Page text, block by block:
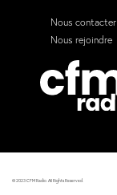
Nous contacter
Nous rejoindre
© 2023 CFM Radio. All Rights Reserved.